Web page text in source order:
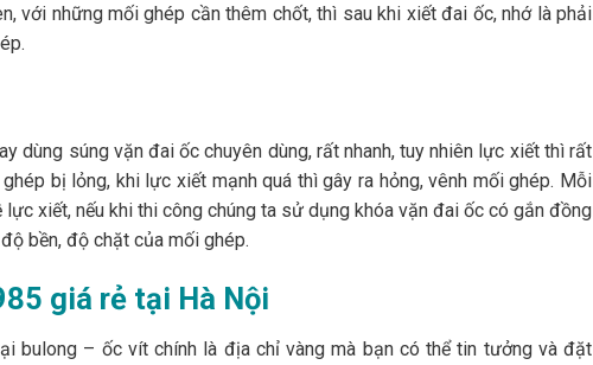
với những mối ghép cần thêm chốt, thì sau khi xiết đai ốc, nhớ là phải
dùng súng vặn đai ốc chuyên dùng, rất nhanh, tuy nhiên lực xiết thì rất
bị lỏng, khi lực xiết mạnh quá thì gây ra hỏng, vênh mối ghép. Mỗi
xiết, nếu khi thi công chúng ta sử dụng khóa vặn đai ốc có gắn đồng
bền, độ chặt của mối ghép.
giá rẻ tại Hà Nội
bulong – ốc vít chính là địa chỉ vàng mà bạn có thể tin tưởng và đặt